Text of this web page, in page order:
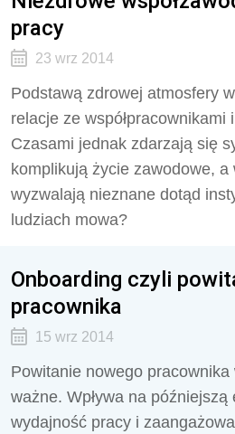
pracy
23 wrz 2014
Podstawą zdrowej atmosfery
relacje ze współpracownikami
Czasami jednak zdarzają się
komplikują życie zawodowe,
wyzwalają nieznane dotąd
ludziach mowa?
Onboarding czyli
pracownika
15 wrz 2014
Powitanie nowego
ważne. Wpływa na późniejszą
wydajność pracy i